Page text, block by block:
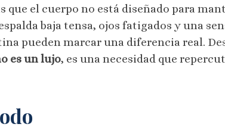
el cuerpo no está diseñado para
baja tensa, ojos fatigados y una
pueden marcar una diferencia real.
es un lujo, es una necesidad que